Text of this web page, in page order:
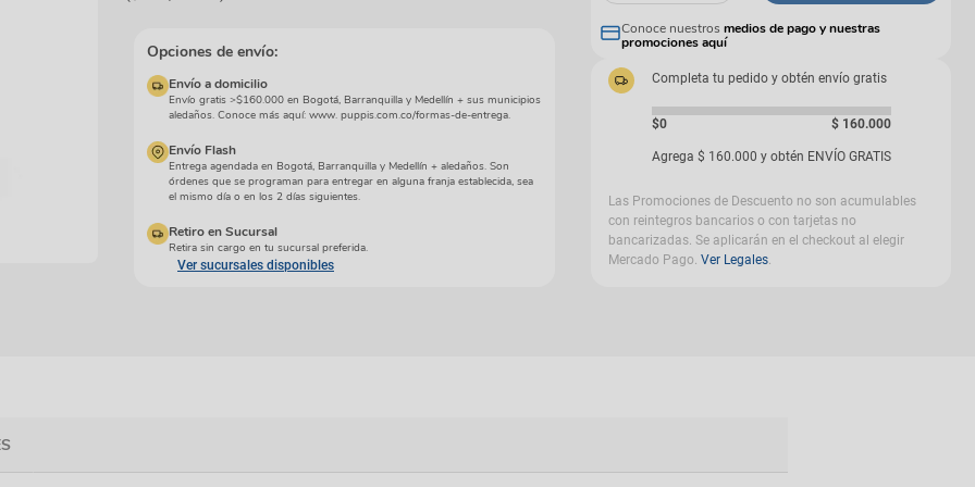
manchas
Opciones de envío:
Envío a domicilio
Envío gratis >$160.000 en Bogotá, Barranquilla y Medellín + sus municipios
aledaños. Conoce más aquí: www. puppis.com.co/formas-de-entrega.
Envío Flash
Entrega agendada en Bogotá, Barranquilla y Medellín + aledaños. Son
órdenes que se programan para entregar en alguna franja establecida, sea
el mismo día o en los 2 días siguientes.
Retiro en Sucursal
Retira sin cargo en tu sucursal preferida.
Ver sucursales disponibles
Conoce nuestros medios de pago y nuestras
promociones aquí
Completa tu pedido y obtén envío gratis
$0 $ 160.000
Agrega $ 160.000 y obtén ENVÍO GRATIS
Las Promociones de Descuento no son acumulables
con reintegros bancarios o con tarjetas no
bancarizadas. Se aplicarán en el checkout al elegir
Mercado Pago. Ver Legales.